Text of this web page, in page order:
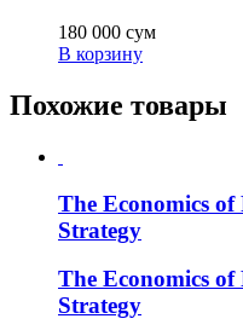
180 000 сум
В корзину
Похожие товары
The Economics
Strategy
The Economics
Strategy